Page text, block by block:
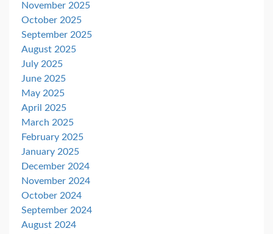
November 2025
October 2025
September 2025
August 2025
July 2025
June 2025
May 2025
April 2025
March 2025
February 2025
January 2025
December 2024
November 2024
October 2024
September 2024
August 2024